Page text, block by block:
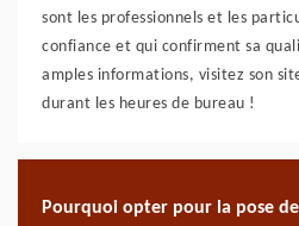
sont les professionnels et les
confiance et qui confirment sa
amples informations, visitez son
durant les heures de bureau !
Pourquoi opter pour la pose